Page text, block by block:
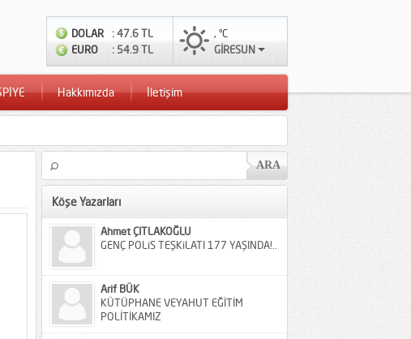
DOLAR
: 47.6 TL
EURO
: 54.9 TL
, °C
GİRESUN
Hakkımızda İletişim
Köşe Yazarları
Ahmet ÇITLAKOĞLU
GENÇ POLiS TEŞKiLATI 177 YAŞINDA!..
Arif BÜK
KÜTÜPHANE VEYAHUT EĞİTİM
POLİTİKAMIZ